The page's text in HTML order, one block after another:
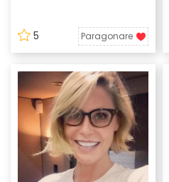
5 Paragonare